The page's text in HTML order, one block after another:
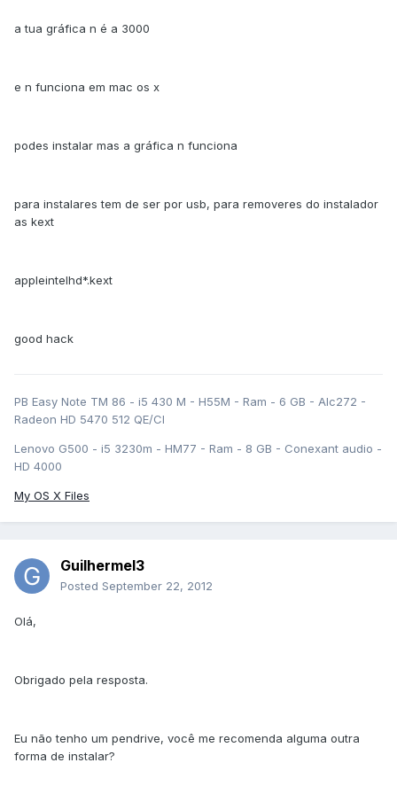
a tua gráfica n é a 3000
e n funciona em mac os x
podes instalar mas a gráfica n funciona
para instalares tem de ser por usb, para removeres do instalador
as kext
appleintelhd*.kext
good hack
PB Easy Note TM 86 - i5 430 M - H55M - Ram - 6 GB - Alc272 -
Radeon HD 5470 512 QE/CI
Lenovo G500 - i5 3230m - HM77 - Ram - 8 GB - Conexant audio -
HD 4000
My OS X Files
Guilhermel3
Posted September 22, 2012
Olá,
Obrigado pela resposta.
Eu não tenho um pendrive, você me recomenda alguma outra
forma de instalar?